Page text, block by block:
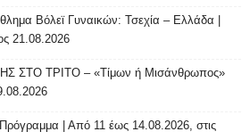
Βόλεϊ Γυναικών: Τσεχία – Ελλάδα |
21.08.2026
ΣΤΟ ΤΡΙΤΟ – «Τίμων ή Μισάνθρωπος»
| Από 11 έως 14.08.2026, στις